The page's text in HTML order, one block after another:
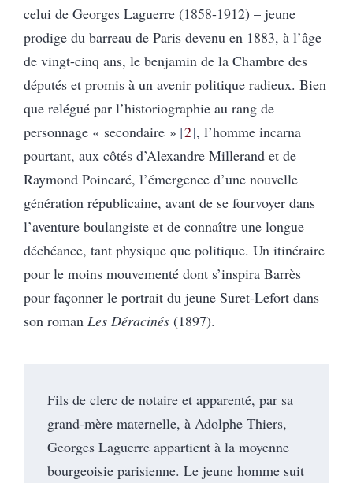
celui de Georges Laguerre (1858-1912) – jeune
prodige du barreau de Paris devenu en 1883, à l’âge
de vingt-cinq ans, le benjamin de la Chambre des
députés et promis à un avenir politique radieux. Bien
que relégué par l’historiographie au rang de
personnage « secondaire » 2 , l’homme incarna
pourtant, aux côtés d’Alexandre Millerand et de
Raymond Poincaré, l’émergence d’une nouvelle
génération républicaine, avant de se fourvoyer dans
l’aventure boulangiste et de connaître une longue
déchéance, tant physique que politique. Un itinéraire
pour le moins mouvementé dont s’inspira Barrès
pour façonner le portrait du jeune Suret-Lefort dans
son roman Les Déracinés (1897).
Fils de clerc de notaire et apparenté, par sa
grand-mère maternelle, à Adolphe Thiers,
Georges Laguerre appartient à la moyenne
bourgeoisie parisienne. Le jeune homme suit